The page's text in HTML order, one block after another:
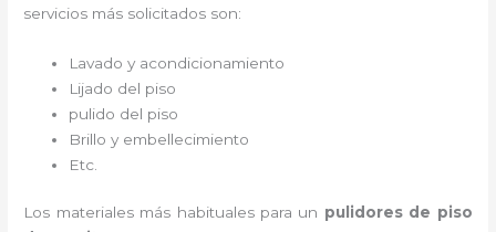
servicios más solicitados son:
Lavado y acondicionamiento
Lijado del piso
pulido del piso
Brillo y embellecimiento
Etc.
Los materiales más habituales para un pulidores de piso